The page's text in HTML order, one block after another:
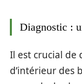
Diagnostic :
Il est crucial de
d’intérieur des